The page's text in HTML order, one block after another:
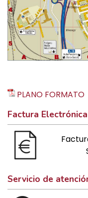
PLANO FORMATO
Factura Electrónica
Servicio de